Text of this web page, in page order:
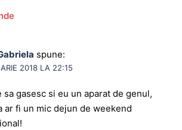
spune:
2018 LA 22:15
sa gasesc si eu un aparat de genul,
ar fi un mic dejun de weekend